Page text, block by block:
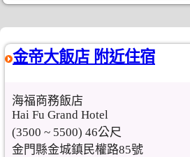
金帝大飯店 附近住宿
海福商務飯店
Hai Fu Grand Hotel
(3500 ~ 5500) 46公尺
金門縣金城鎮民權路85號